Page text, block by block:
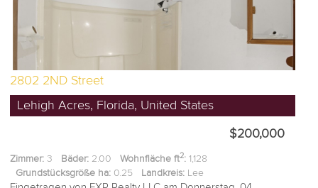
2802 2ND Street
Lehigh Acres, Florida, United States
$200,000
Zimmer: 3 Bäder: 2.00Wohnfläche ft2: 1,128
Grundstücksgröße ha: 0.25 Landkreis: Lee